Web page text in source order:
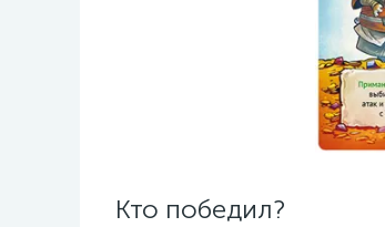
Кто победил?